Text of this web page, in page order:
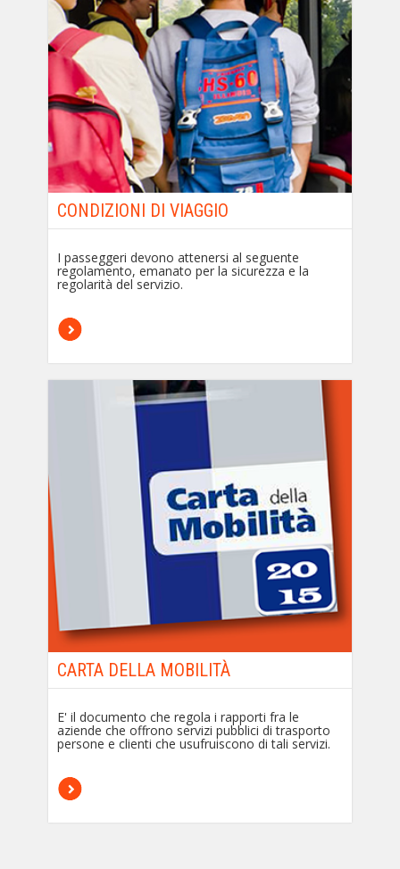
CONDIZIONI DI VIAGGIO
I passeggeri devono attenersi al seguente
regolamento, emanato per la sicurezza e la
regolarità del servizio.
CARTA DELLA MOBILITÀ
E' il documento che regola i rapporti fra le
aziende che offrono servizi pubblici di trasporto
persone e clienti che usufruiscono di tali servizi.